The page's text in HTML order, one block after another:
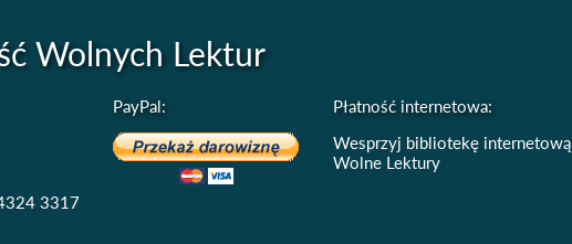
Wolnych Lektur
3317
PayPal:
Płatność internetowa:
Wesprzyj bibliotekę internetową
Wolne Lektury